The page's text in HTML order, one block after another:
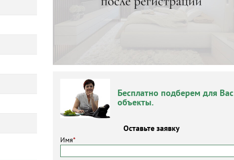
Бесплатно подберем для Вас
объекты.
Оставьте заявку
Имя*